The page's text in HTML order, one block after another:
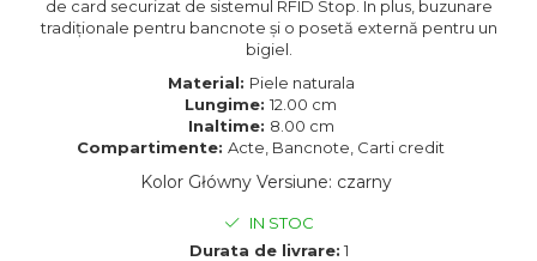
de card securizat de sistemul RFID Stop. În plus, buzunare
tradiționale pentru bancnote și o posetă externă pentru un
bigiel.
Material: Piele naturala
Lungime: 12.00 cm
Inaltime: 8.00 cm
Compartimente: Acte, Bancnote, Carti credit
Kolor Główny Versiune: czarny
IN STOC
Durata de livrare: 1